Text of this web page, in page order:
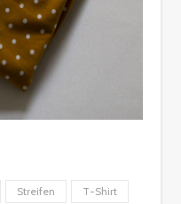
Streifen T-Shirt